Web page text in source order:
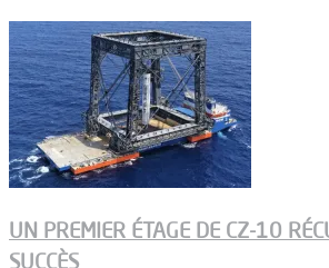
UN PREMIER ÉTAGE DE CZ-10
SUCCÈS